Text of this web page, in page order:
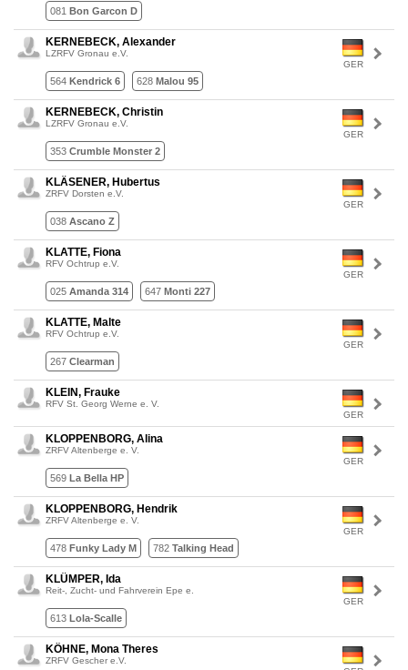
081 Bon Garcon D
GER
KERNEBECK, Alexander
LZRFV Gronau e.V.
564 Kendrick 6 628 Malou 95
GER
KERNEBECK, Christin
LZRFV Gronau e.V.
353 Crumble Monster 2
GER
KLÄSENER, Hubertus
ZRFV Dorsten e.V.
038 Ascano Z
GER
KLATTE, Fiona
RFV Ochtrup e.V.
025 Amanda 314 647 Monti 227
GER
KLATTE, Malte
RFV Ochtrup e.V.
267 Clearman
GER
KLEIN, Frauke
RFV St. Georg Werne e. V.
GER
KLOPPENBORG, Alina
ZRFV Altenberge e. V.
569 La Bella HP
GER
KLOPPENBORG, Hendrik
ZRFV Altenberge e. V.
478 Funky Lady M 782 Talking Head
GER
KLÜMPER, Ida
Reit-, Zucht- und Fahrverein Epe e.
613 Lola-Scalle
KÖHNE, Mona Theres
ZRFV Gescher e.V.